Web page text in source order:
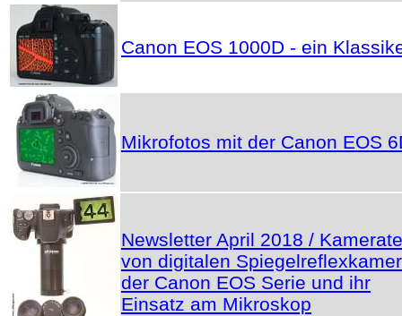
Canon EOS 1000D - ein
Mikrofotos mit der Canon EOS
Newsletter April 2018 /
von digitalen
der Canon EOS Serie und ihr
Einsatz am Mikroskop